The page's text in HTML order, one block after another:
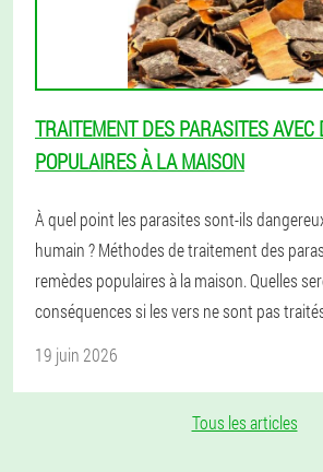
TRAITEMENT DES PARASITES AVEC
POPULAIRES À LA MAISON
À quel point les parasites sont-ils
humain ? Méthodes de traitement des
remèdes populaires à la maison. Quelles
conséquences si les vers ne sont pas
19 juin 2026
Tous les articles